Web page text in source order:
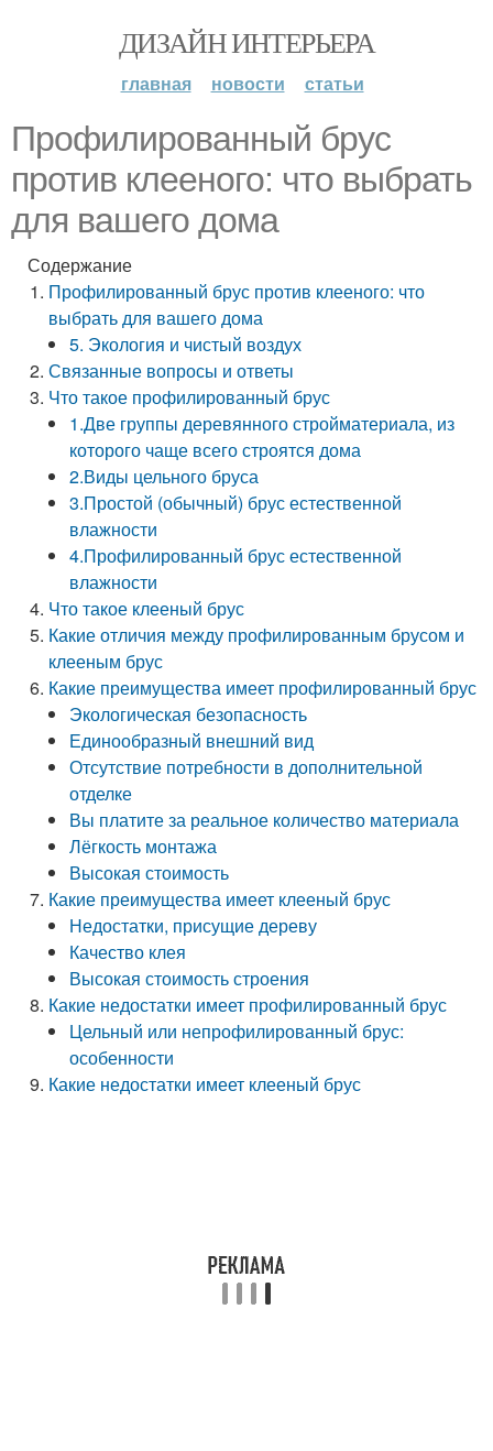
ДИЗАЙН ИНТЕРЬЕРА
главная новости статьи
Профилированный брус
против клееного: что выбрать
для вашего дома
Содержание
Профилированный брус против клееного: что
выбрать для вашего дома
5. Экология и чистый воздух
Связанные вопросы и ответы
Что такое профилированный брус
1.Две группы деревянного стройматериала, из
которого чаще всего строятся дома
2.Виды цельного бруса
3.Простой (обычный) брус естественной
влажности
4.Профилированный брус естественной
влажности
Что такое клееный брус
Какие отличия между профилированным брусом и
клееным брус
Какие преимущества имеет профилированный брус
Экологическая безопасность
Единообразный внешний вид
Отсутствие потребности в дополнительной
отделке
Вы платите за реальное количество материала
Лёгкость монтажа
Высокая стоимость
Какие преимущества имеет клееный брус
Недостатки, присущие дереву
Качество клея
Высокая стоимость строения
Какие недостатки имеет профилированный брус
Цельный или непрофилированный брус:
особенности
Какие недостатки имеет клееный брус